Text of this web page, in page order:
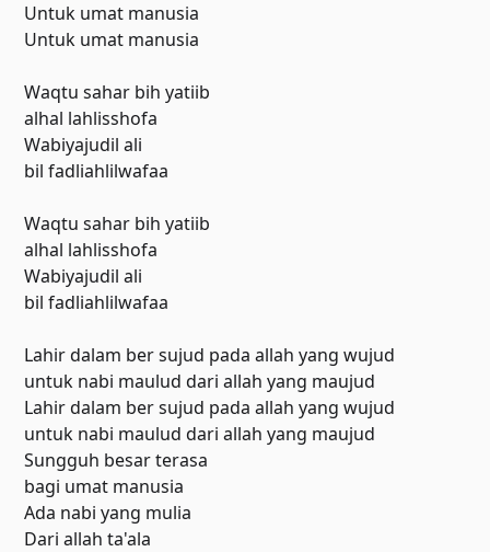
Untuk umat manusia
Untuk umat manusia
Waqtu sahar bih yatiib
alhal lahlisshofa
Wabiyajudil ali
bil fadliahlilwafaa
Waqtu sahar bih yatiib
alhal lahlisshofa
Wabiyajudil ali
bil fadliahlilwafaa
Lahir dalam ber sujud pada allah yang wujud
untuk nabi maulud dari allah yang maujud
Lahir dalam ber sujud pada allah yang wujud
untuk nabi maulud dari allah yang maujud
Sungguh besar terasa
bagi umat manusia
Ada nabi yang mulia
Dari allah ta'ala